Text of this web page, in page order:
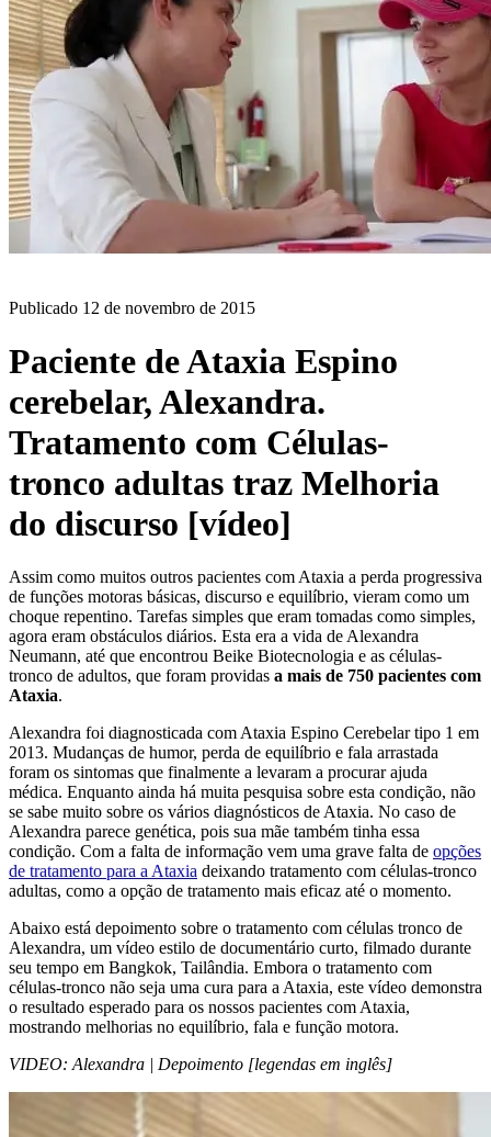
Publicado 12 de novembro de 2015
Paciente de Ataxia Espino
cerebelar, Alexandra.
Tratamento com Células-
tronco adultas traz Melhoria
do discurso [vídeo]
Assim como muitos outros pacientes com Ataxia a perda progressiva
de funções motoras básicas, discurso e equilíbrio, vieram como um
choque repentino. Tarefas simples que eram tomadas como simples,
agora eram obstáculos diários. Esta era a vida de Alexandra
Neumann, até que encontrou Beike Biotecnologia e as células-
tronco de adultos, que foram providas a mais de 750 pacientes com
Ataxia.
Alexandra foi diagnosticada com Ataxia Espino Cerebelar tipo 1 em
2013. Mudanças de humor, perda de equilíbrio e fala arrastada
foram os sintomas que finalmente a levaram a procurar ajuda
médica. Enquanto ainda há muita pesquisa sobre esta condição, não
se sabe muito sobre os vários diagnósticos de Ataxia. No caso de
Alexandra parece genética, pois sua mãe também tinha essa
condição. Com a falta de informação vem uma grave falta de opções
de tratamento para a Ataxia deixando tratamento com células-tronco
adultas, como a opção de tratamento mais eficaz até o momento.
Abaixo está depoimento sobre o tratamento com células tronco de
Alexandra, um vídeo estilo de documentário curto, filmado durante
seu tempo em Bangkok, Tailândia. Embora o tratamento com
células-tronco não seja uma cura para a Ataxia, este vídeo demonstra
o resultado esperado para os nossos pacientes com Ataxia,
mostrando melhorias no equilíbrio, fala e função motora.
VIDEO: Alexandra | Depoimento [legendas em inglês]